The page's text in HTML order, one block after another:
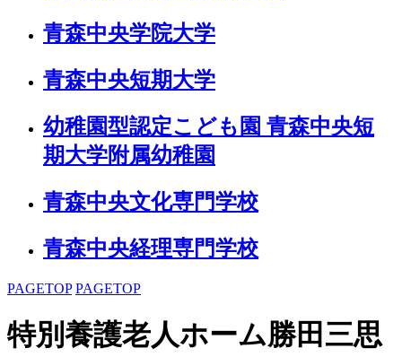
青森中央学院大学
青森中央短期大学
幼稚園型認定こども園 青森中央短
期大学附属幼稚園
青森中央文化専門学校
青森中央経理専門学校
PAGETOP PAGETOP
特別養護老人ホーム勝田三思